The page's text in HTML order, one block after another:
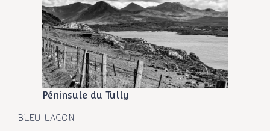
Péninsule du Tully
BLEU LAGON